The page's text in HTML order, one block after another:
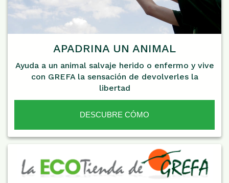
APADRINA UN ANIMAL
Ayuda a un animal salvaje herido o enfermo y vive
con GREFA la sensación de devolverles la
libertad
DESCUBRE CÓMO